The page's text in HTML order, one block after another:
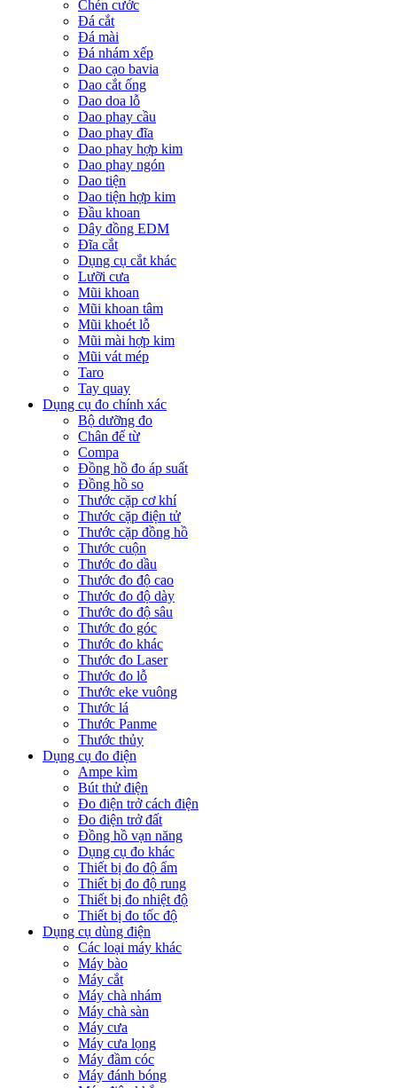
Chén cước
Đá cắt
Đá mài
Đá nhám xếp
Dao cạo bavia
Dao cắt ống
Dao doa lỗ
Dao phay cầu
Dao phay đĩa
Dao phay hợp kim
Dao phay ngón
Dao tiện
Dao tiện hợp kim
Đầu khoan
Dây đồng EDM
Đĩa cắt
Dụng cụ cắt khác
Lưỡi cưa
Mũi khoan
Mũi khoan tâm
Mũi khoét lỗ
Mũi mài hợp kim
Mũi vát mép
Taro
Tay quay
Dụng cụ đo chính xác
Bộ dưỡng đo
Chân đế từ
Compa
Đồng hồ đo áp suất
Đồng hồ so
Thước cặp cơ khí
Thước cặp điện tử
Thước cặp đồng hồ
Thước cuộn
Thước đo dầu
Thước đo độ cao
Thước đo độ dày
Thước đo độ sâu
Thước đo góc
Thước đo khác
Thước đo Laser
Thước đo lỗ
Thước eke vuông
Thước lá
Thước Panme
Thước thủy
Dụng cụ đo điện
Ampe kìm
Bút thử điện
Đo điện trở cách điện
Đo điện trở đất
Đồng hồ vạn năng
Dụng cụ đo khác
Thiết bị đo độ ẩm
Thiết bị đo độ rung
Thiết bị đo nhiệt độ
Thiết bị đo tốc độ
Dụng cụ dùng điện
Các loại máy khác
Máy bào
Máy cắt
Máy chà nhám
Máy chà sàn
Máy cưa
Máy cưa lọng
Máy đầm cóc
Máy đánh bóng